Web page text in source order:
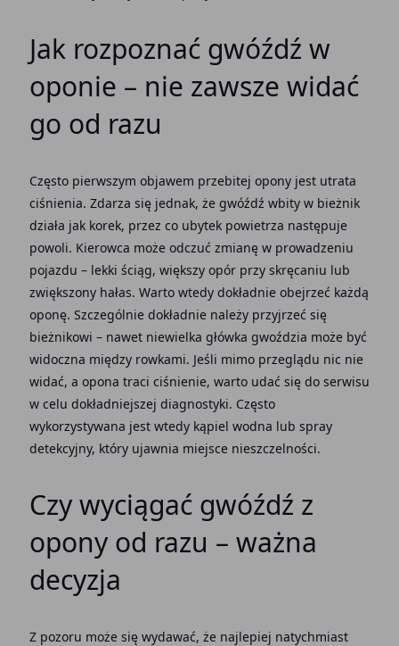
Jak rozpoznać gwóźdź w
oponie – nie zawsze widać
go od razu
Często pierwszym objawem przebitej opony jest utrata
ciśnienia. Zdarza się jednak, że gwóźdź wbity w bieżnik
działa jak korek, przez co ubytek powietrza następuje
powoli. Kierowca może odczuć zmianę w prowadzeniu
pojazdu – lekki ściąg, większy opór przy skręcaniu lub
zwiększony hałas. Warto wtedy dokładnie obejrzeć każdą
oponę. Szczególnie dokładnie należy przyjrzeć się
bieżnikowi – nawet niewielka główka gwoździa może być
widoczna między rowkami. Jeśli mimo przeglądu nic nie
widać, a opona traci ciśnienie, warto udać się do serwisu
w celu dokładniejszej diagnostyki. Często
wykorzystywana jest wtedy kąpiel wodna lub spray
detekcyjny, który ujawnia miejsce nieszczelności.
Czy wyciągać gwóźdź z
opony od razu – ważna
decyzja
Z pozoru może się wydawać, że najlepiej natychmiast